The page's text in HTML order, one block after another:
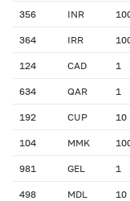
356 INR
364 IRR
124 CAD 1
634 QAR 1
192 CUP 10
104 MMK
981 GEL 1
498 MDL 10